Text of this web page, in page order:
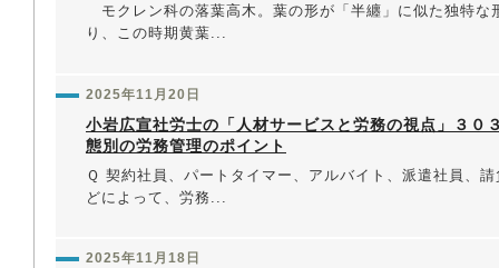
モクレン科の落葉高木。葉の形が「半纏」に似た独特な
り、この時期黄葉...
2025年11月20日
小岩広宣社労士の「人材サービスと労務の視点」３０
態別の労務管理のポイント
Ｑ 契約社員、パートタイマー、アルバイト、派遣社員、
どによって、労務...
2025年11月18日